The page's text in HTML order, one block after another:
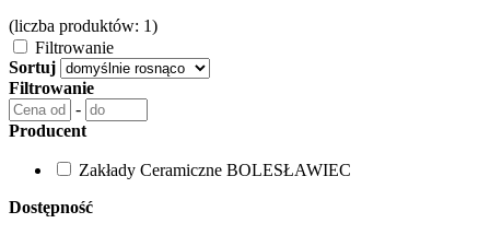
(liczba produktów: 1)
Filtrowanie
Sortuj
Filtrowanie
-
Producent
Zakłady Ceramiczne BOLESŁAWIEC
Dostępność